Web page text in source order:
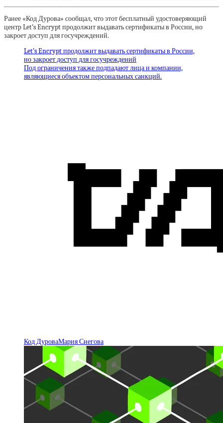
Ранее «Код Дурова» сообщал, что этот бесплатный удостоверяющий
центр Let’s Encrypt продолжит выдавать сертификаты в России, но
закроет доступ для госучреждений.
Let’s Encrypt продолжит выдавать сертификаты в России,
но закроет доступ для госучреждений
Под ограничения также подпадают лица и компании,
являющиеся объектом персональных санкций.
Код ДуроваМария Снегова